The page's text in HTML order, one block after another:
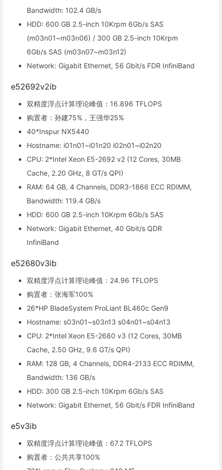
Bandwidth: 102.4 GB/s
HDD: 600 GB 2.5-inch 10Krpm 6Gb/s SAS
(m03n01~m03n06) / 300 GB 2.5-inch 10Krpm
6Gb/s SAS (m03n07~m03n12)
Network: Gigabit Ethernet, 56 Gbit/s FDR InfiniBand
e52692v2ib
双精度浮点计算理论峰值：16.896 TFLOPS
购置者：孙建75%，王强华25%
40*Inspur NX5440
Hostname: i01n01~i01n20 i02n01~i02n20
CPU: 2*Intel Xeon E5-2692 v2 (12 Cores, 30MB
Cache, 2.20 GHz, 8 GT/s QPI)
RAM: 64 GB, 4 Channels, DDR3-1866 ECC RDIMM,
Bandwidth: 119.4 GB/s
HDD: 600 GB 2.5-inch 10Krpm 6Gb/s SAS
Network: Gigabit Ethernet, 40 Gbit/s QDR
InfiniBand
e52680v3ib
双精度浮点计算理论峰值：24.96 TFLOPS
购置者：张海军100%
26*HP BladeSystem ProLiant BL460c Gen9
Hostname: s03n01~s03n13 s04n01~s04n13
CPU: 2*Intel Xeon E5-2680 v3 (12 Cores, 30MB
Cache, 2.50 GHz, 9.6 GT/s QPI)
RAM: 128 GB, 4 Channels, DDR4-2133 ECC RDIMM,
Bandwidth: 136 GB/s
HDD: 300 GB 2.5-inch 10Krpm 6Gb/s SAS
Network: Gigabit Ethernet, 56 Gbit/s FDR InfiniBand
e5v3ib
双精度浮点计算理论峰值：67.2 TFLOPS
购置者：公共共享100%